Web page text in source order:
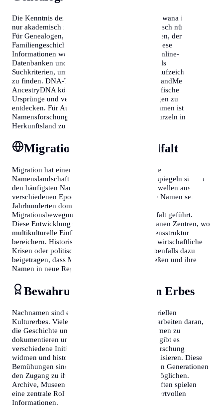
Die Kenntnis der häufigsten Nachnamen in Botswana ist nicht
nur akademisch interessant, sondern auch praktisch nützlich.
Für Genealogen, Historiker, Soziologen und jeden, der seine
Familiengeschichte erforschen möchte, bieten diese
Informationen wertvolle Anhaltspunkte. Viele Online-
Datenbanken und Archive nutzen Nachnamen als
Suchkriterien, um historische Dokumente und Aufzeichnungen
zu finden. DNA-Tests von Unternehmen wie 23andMe oder
AncestryDNA können zusätzlich helfen, geografische
Ursprünge und verwandtschaftliche Verbindungen zu
entdecken. Für Auswanderer und ihre Nachkommen ist die
Namensforschung oft der Schlüssel, um ihre Wurzeln im
Herkunftsland zu finden.
Migration und Namensvielfalt
Migration hat einen erheblichen Einfluss auf die
Namenslandschaft eines Landes. In Botswana spiegeln sich in
den häufigsten Nachnamen oft Einwanderungswellen aus
verschiedenen Epochen wider. Während einige Namen seit
Jahrhunderten dominant sind, haben neuere
Migrationsbewegungen zu einer größeren Vielfalt geführt.
Diese Entwicklung zeigt sich besonders in urbanen Zentren, wo
multikulturelle Einflüsse die traditionelle Namensstruktur
bereichern. Historische Ereignisse wie Kriege, wirtschaftliche
Krisen oder politische Umwälzungen haben ebenfalls dazu
beigetragen, dass Menschen ihre Heimat verließen und ihre
Namen in neue Regionen brachten.
Bewahrung des kulturellen Erbes
Nachnamen sind ein wichtiger Teil des immateriellen
Kulturerbes. Viele Länder und Organisationen arbeiten daran,
die Geschichte und Bedeutung von Familiennamen zu
dokumentieren und zu bewahren. In Botswana gibt es
verschiedene Initiativen, die sich der Namensforschung
widmen und historische Aufzeichnungen digitalisieren. Diese
Bemühungen sind entscheidend, um zukünftigen Generationen
den Zugang zu ihrer Familiengeschichte zu ermöglichen.
Archive, Museen und genealogische Gesellschaften spielen
eine zentrale Rolle bei der Bewahrung dieser wertvollen
Informationen.